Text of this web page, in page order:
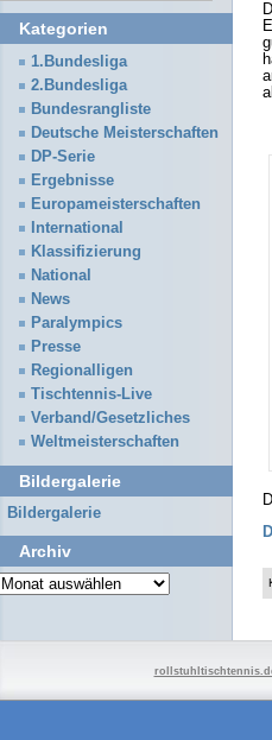
Kategorien
1.Bundesliga
2.Bundesliga
Bundesrangliste
Deutsche Meisterschaften
DP-Serie
Ergebnisse
Europameisterschaften
International
Klassifizierung
National
News
Paralympics
Presse
Regionalligen
Tischtennis-Live
Verband/Gesetzliches
Weltmeisterschaften
Bildergalerie
Bildergalerie
Archiv
Archiv